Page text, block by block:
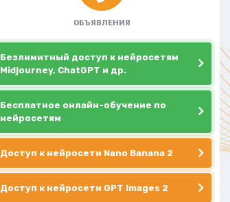
ОБЪЯВЛЕНИЯ
Безлимитный доступ к нейросетям
Midjourney, ChatGPT и др.
Бесплатное онлайн-обучение по
нейросетям
Доступ к нейросети Nano Banana 2
Доступ к нейросети GPT Images 2